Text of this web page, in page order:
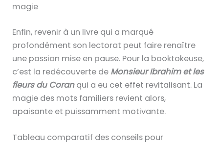
magie
Enfin, revenir à un livre qui a marqué
profondément son lectorat peut faire renaître
une passion mise en pause. Pour la booktokeuse,
c’est la redécouverte de Monsieur Ibrahim et les
fleurs du Coranqui a eu cet effet revitalisant. La
magie des mots familiers revient alors,
apaisante et puissamment motivante.
Tableau comparatif des conseils pour